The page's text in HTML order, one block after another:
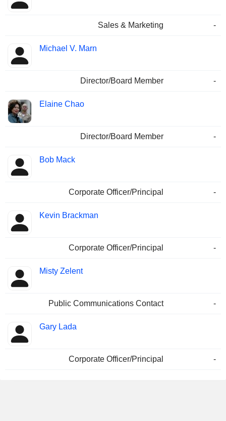
Sales & Marketing -
Michael V. Marn
Director/Board Member -
Elaine Chao
Director/Board Member -
Bob Mack
Corporate Officer/Principal -
Kevin Brackman
Corporate Officer/Principal -
Misty Zelent
Public Communications Contact -
Gary Lada
Corporate Officer/Principal -